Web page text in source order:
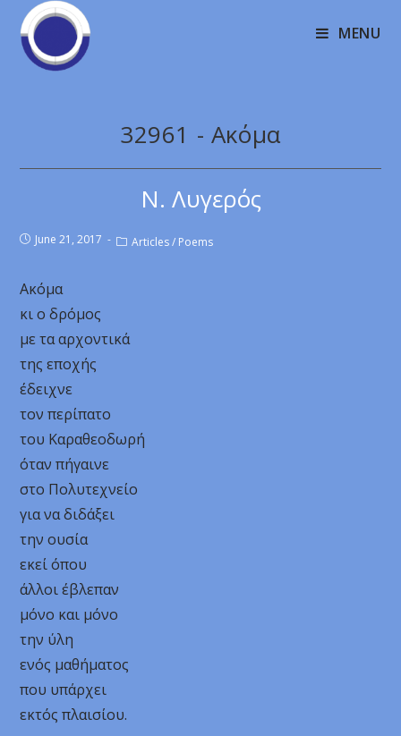
MENU
32961 - Ακόμα
Ν. Λυγερός
June 21, 2017 Articles / Poems
Ακόμα
κι ο δρόμος
με τα αρχοντικά
της εποχής
έδειχνε
τον περίπατο
του Καραθεοδωρή
όταν πήγαινε
στο Πολυτεχνείο
για να διδάξει
την ουσία
εκεί όπου
άλλοι έβλεπαν
μόνο και μόνο
την ύλη
ενός μαθήματος
που υπάρχει
εκτός πλαισίου.